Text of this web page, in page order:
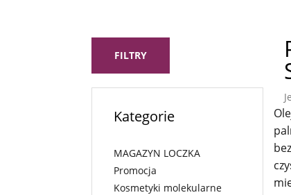
FILTRY
Kategorie
MAGAZYN LOCZKA
Promocja
Kosmetyki molekularne